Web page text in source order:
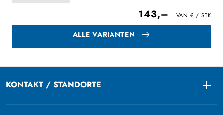
143,–
ALLE VARIANTEN
KONTAKT / STANDORTE